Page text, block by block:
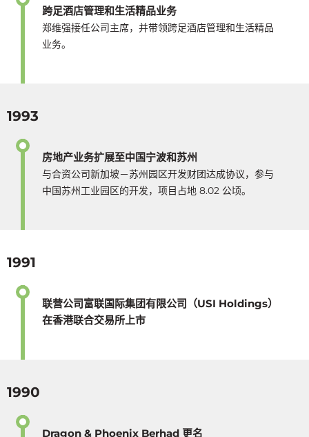
跨足酒店管理和生活精品业务
郑维强接任公司主席，并带领跨足酒店管理和生活精品
业务。
1993
房地产业务扩展至中国宁波和苏州
与合资公司新加坡－苏州园区开发财团达成协议，参与
中国苏州工业园区的开发，项目占地 8.02 公顷。
1991
联营公司富联国际集团有限公司（USI Holdings）
在香港联合交易所上市
1990
Dragon & Phoenix Berhad 更名